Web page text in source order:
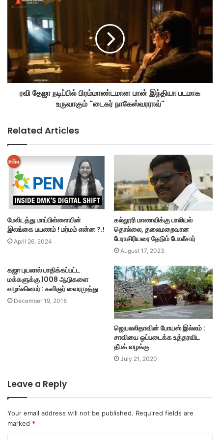
ரவி தேஜா நடிப்பில் பிரம்மாண்டமான பான் இந்தியா படமாக
உருவாகும் "டைகர் நாகேஸ்வரராவ்"
Related Articles
மேலிடத்து மாப்பிள்ளையின்
இலங்கை பயணம் ! மர்மம் என்ன ?.!
April 26, 2024
கல்லூரி மாணவிக்கு பாலியல்
தொல்லை, தலைமறைவான
பேராசிரியரை தேடும் போலீசார்
August 17, 2023
கஜா புயலால் பாதிக்கப்பட்ட
மக்களுக்கு 1008 ஆடுகளை
வழங்கினார் : கவிஞர் வைரமுத்து
December 19, 2018
ஜெயலலிதாவின் போயஸ் இல்லம் :
சாவியை ஒப்படைக்க உத்தரவிட
தீபக் வழக்கு
July 21, 2020
Leave a Reply
Your email address will not be published. Required fields are
marked *